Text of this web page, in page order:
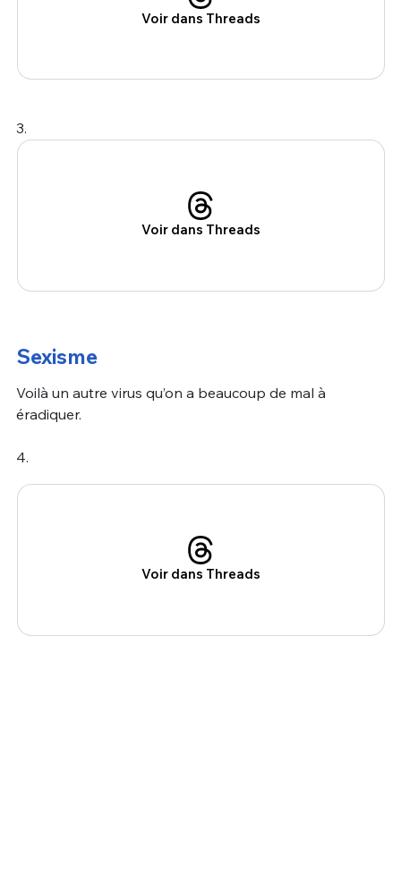
Voir dans Threads
3.
Voir dans Threads
Sexisme
Voilà un autre virus qu’on a beaucoup de mal à
éradiquer.
4.
Voir dans Threads